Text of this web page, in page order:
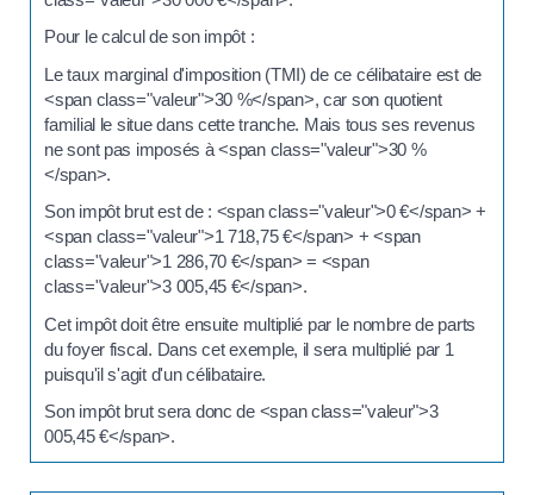
Pour le calcul de son impôt :
Le taux marginal d'imposition (TMI) de ce célibataire est de
<span class="valeur">30 %</span>, car son quotient
familial le situe dans cette tranche. Mais tous ses revenus
ne sont pas imposés à <span class="valeur">30 %
</span>.
Son impôt brut est de : <span class="valeur">0 €</span> +
<span class="valeur">1 718,75 €</span> + <span
class="valeur">1 286,70 €</span> = <span
class="valeur">3 005,45 €</span>.
Cet impôt doit être ensuite multiplié par le nombre de parts
du foyer fiscal. Dans cet exemple, il sera multiplié par 1
puisqu'il s'agit d'un célibataire.
Son impôt brut sera donc de <span class="valeur">3
005,45 €</span>.